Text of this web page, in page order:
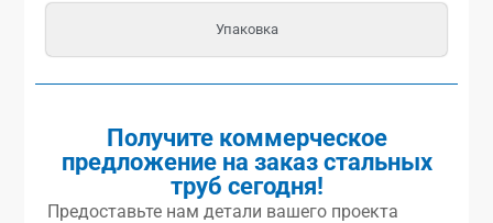
Упаковка
Получите коммерческое
предложение на заказ стальных
труб сегодня!
Предоставьте нам детали вашего проекта